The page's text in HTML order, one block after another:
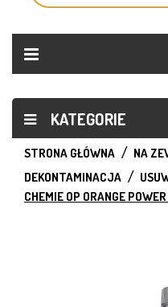
KATEGORIE
STRONA GŁÓWNA NA
DEKONTAMINACJA
CHEMIE OP ORANGE POWER